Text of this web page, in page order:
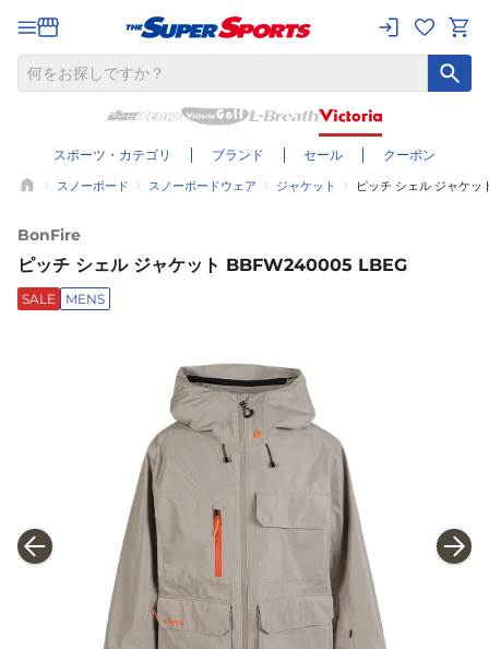
スポーツ・カテゴリ ブランド セール クーポン
スノーボード スノーボードウェア ジャケット ピッチ シェル ジャケ
BonFire
ピッチ シェル ジャケット BBFW240005 LBEG
SALE MENS